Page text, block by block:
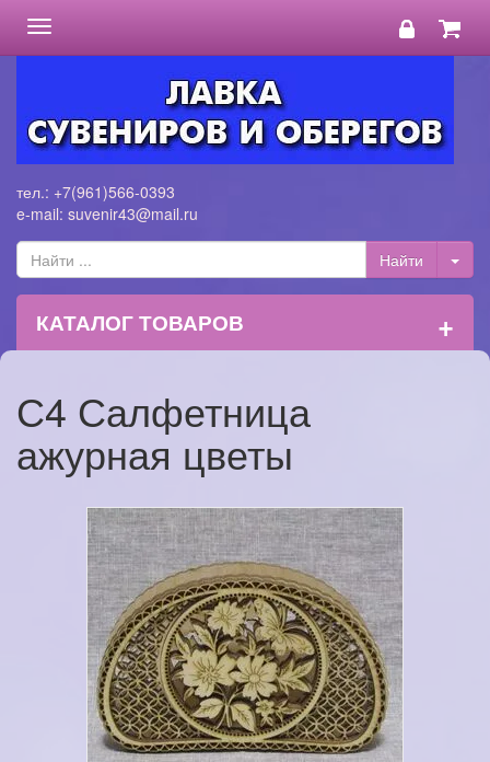
Toggle
navigation
тел.: +7(961)566-0393
e-mail: suvenir43@mail.ru
КАТАЛОГ ТОВАРОВ +
С4 Салфетница
ажурная цветы